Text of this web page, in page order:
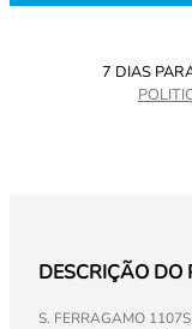
7 DIAS
DESCRIÇÃO DO
S. FERRAGAMO